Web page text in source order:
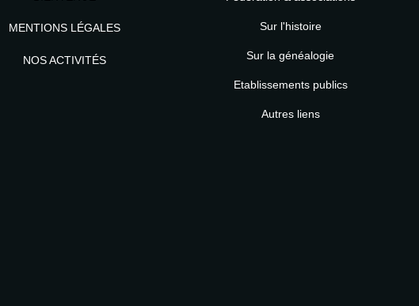
DE PASSE
MENTIONS LÉGALES
NOS ACTIVITÉS
Sur l'histoire
Sur la généalogie
Etablissements publics
Autres liens